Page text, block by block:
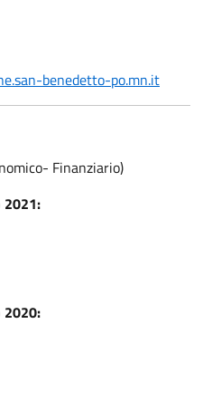
benedetto-po.mn.it
Finanziario)
2021:
2020: